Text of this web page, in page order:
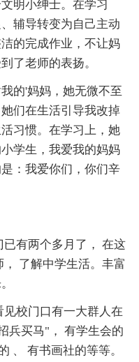
明小绅士。在学习
辅导转变为自己主动
的完成作业，不让妈
了老师的表扬。
的'妈妈，她无微不至
们在生活引导我改掉
习惯。在学习上，她
学生，我爱我的妈妈
：我爱你们，你们辛
有两个多月了， 在这
了解中学生活。丰富
校门口有一大群人在
兵买马"， 有学生会的
、 有书画社的等等。